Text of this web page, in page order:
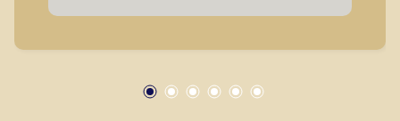
Varanda; - 2 vagas de garagem. A Piramid tem
agilidade e segurança, em locação, vendas de
principais lançamentos da cidade de Ribeirão